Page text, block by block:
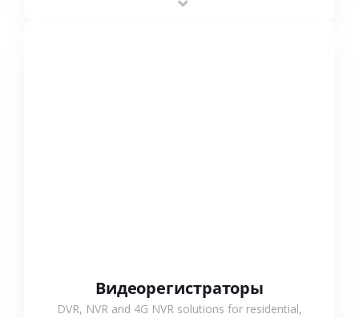
monitoring and flexible coverage.
Видеорегистраторы
DVR, NVR and 4G NVR solutions for residential,